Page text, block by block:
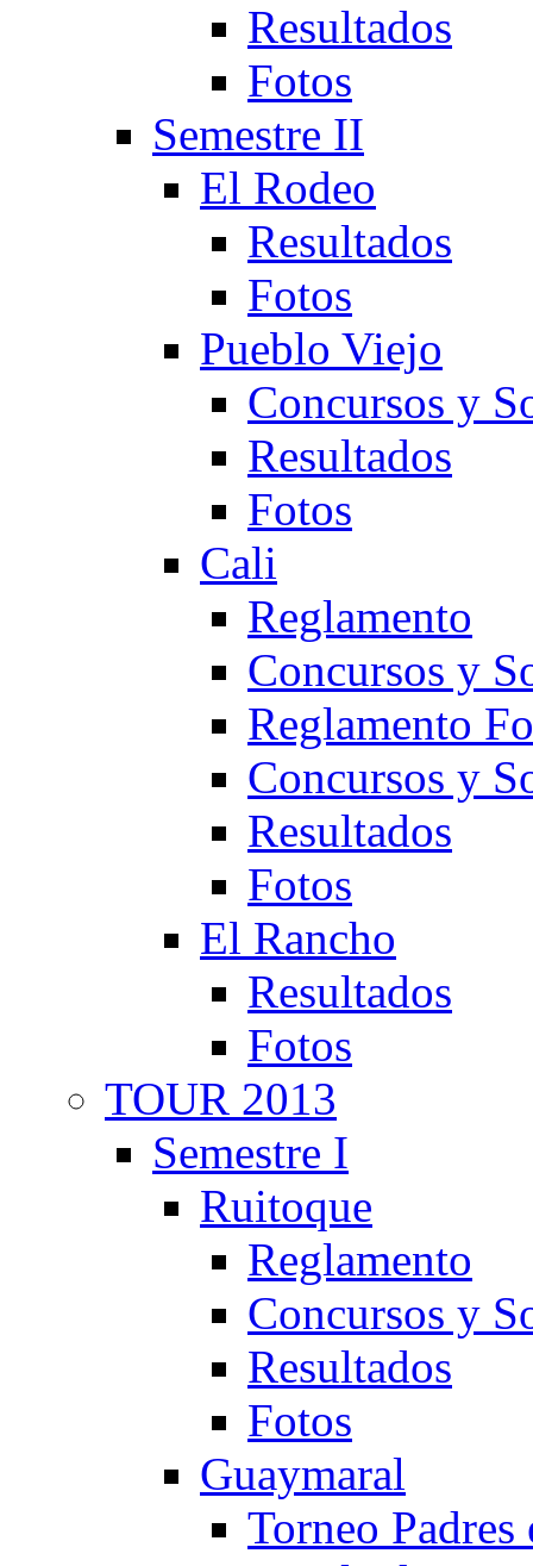
Resultados
Fotos
Semestre II
El Rodeo
Resultados
Fotos
Pueblo Viejo
Concursos y
Resultados
Fotos
Cali
Reglamento
Concursos y
Reglamento
Concursos y
Resultados
Fotos
El Rancho
Resultados
Fotos
TOUR 2013
Semestre I
Ruitoque
Reglamento
Concursos y
Resultados
Fotos
Guaymaral
Torneo